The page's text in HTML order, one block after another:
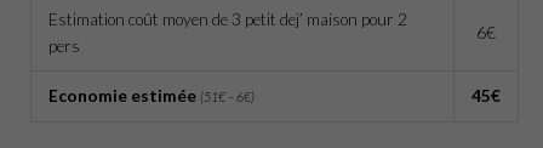
Estimation coût moyen de 3 petit dej’ maison pour 2
pers
6€
Economie estimée (51€ – 6€) 45€